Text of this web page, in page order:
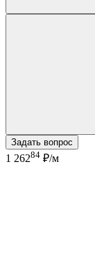
Задать вопрос
1 26284 ₽/м